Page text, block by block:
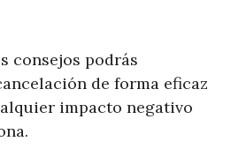
consejos podrás
de forma eficaz
impacto negativo